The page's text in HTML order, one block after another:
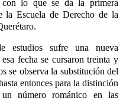
lo que se da la primera
la Escuela de Derecho de la
sufre una nueva
fecha se cursaron treinta y
se observa la substitución del
entonces para la distinción
número románico en las